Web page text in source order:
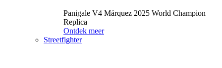
Panigale V4 Márquez 2025 World Champion
Replica
Ontdek meer
Streetfighter